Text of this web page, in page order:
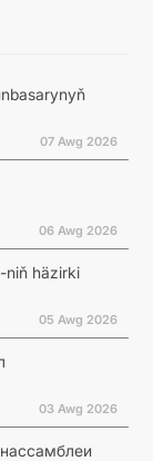
07 Awg 2026
06 Awg 2026
niň häzirki
05 Awg 2026
03 Awg 2026